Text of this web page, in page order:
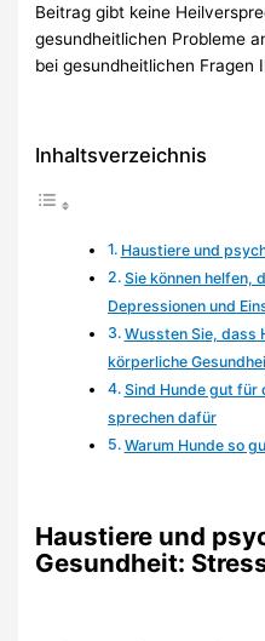
Beitrag gibt keine
gesundheitlichen Probleme
bei gesundheitlichen Fragen
Inhaltsverzeichnis
Haustiere und
Sie können helfen,
Depressionen und
Wussten Sie, dass
körperliche
Sind Hunde gut für
sprechen dafür
Warum Hunde so
Haustiere und
Gesundheit: